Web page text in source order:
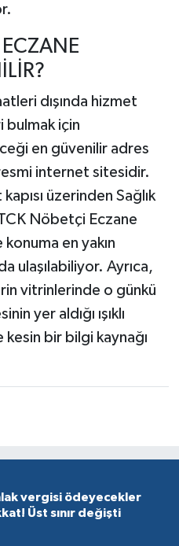
dışında hizmet
bulmak için
en güvenilir adres
internet sitesidir.
üzerinden Sağlık
Nöbetçi Eczane
en yakın
ulaşılabiliyor. Ayrıca,
vitrinlerinde o günkü
yer aldığı ışıklı
bir bilgi kaynağı
vergisi ödeyecekler
Üst sınır değişti